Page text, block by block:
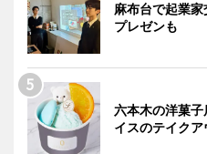
麻布台で起業
プレゼンも
六本木の洋菓
イスのテイク